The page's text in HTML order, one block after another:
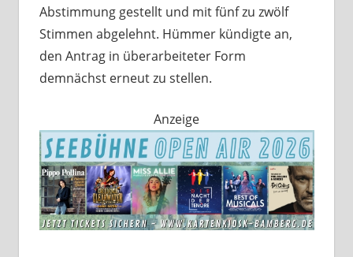
Abstimmung gestellt und mit fünf zu zwölf
Stimmen abgelehnt. Hümmer kündigte an,
den Antrag in überarbeiteter Form
demnächst erneut zu stellen.
Anzeige